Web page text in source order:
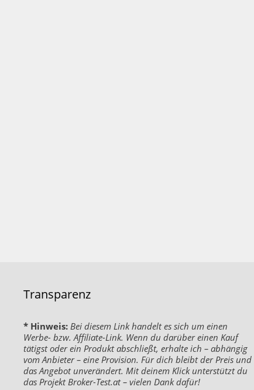
Transparenz
* Hinweis: Bei diesem Link handelt es sich um einen
Werbe- bzw. Affiliate-Link. Wenn du darüber einen Kauf
tätigst oder ein Produkt abschließt, erhalte ich – abhängig
vom Anbieter – eine Provision. Für dich bleibt der Preis und
das Angebot unverändert. Mit deinem Klick unterstützt du
das Projekt Broker-Test.at – vielen Dank dafür!